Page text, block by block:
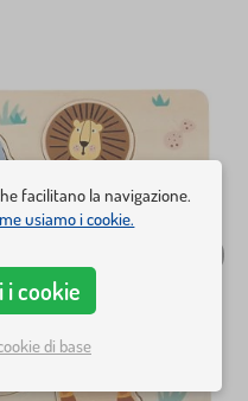
facilitano la navigazione.
usiamo i cookie.
cookie
di base